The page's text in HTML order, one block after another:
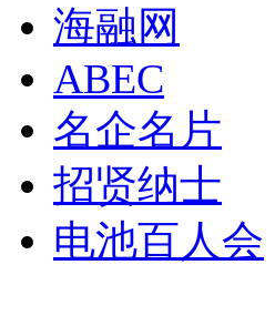
海融网
ABEC
名企名片
招贤纳士
电池百人会